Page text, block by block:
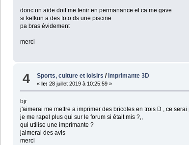
donc un aide doit me tenir en permanance et ca me gave
si kelkun a des foto ds une piscine
pa bras évidement
merci
4 Sports, culture et loisirs / imprimante 3D
« le: 28 juillet 2019 à 10:25:59 »
bjr
j'aimerai me mettre a imprimer des bricoles en trois D , ce
je me rapel plus qui sur le forum si était mis ?,,
qui utilise une imprimante ?
jaimerai des avis
merci